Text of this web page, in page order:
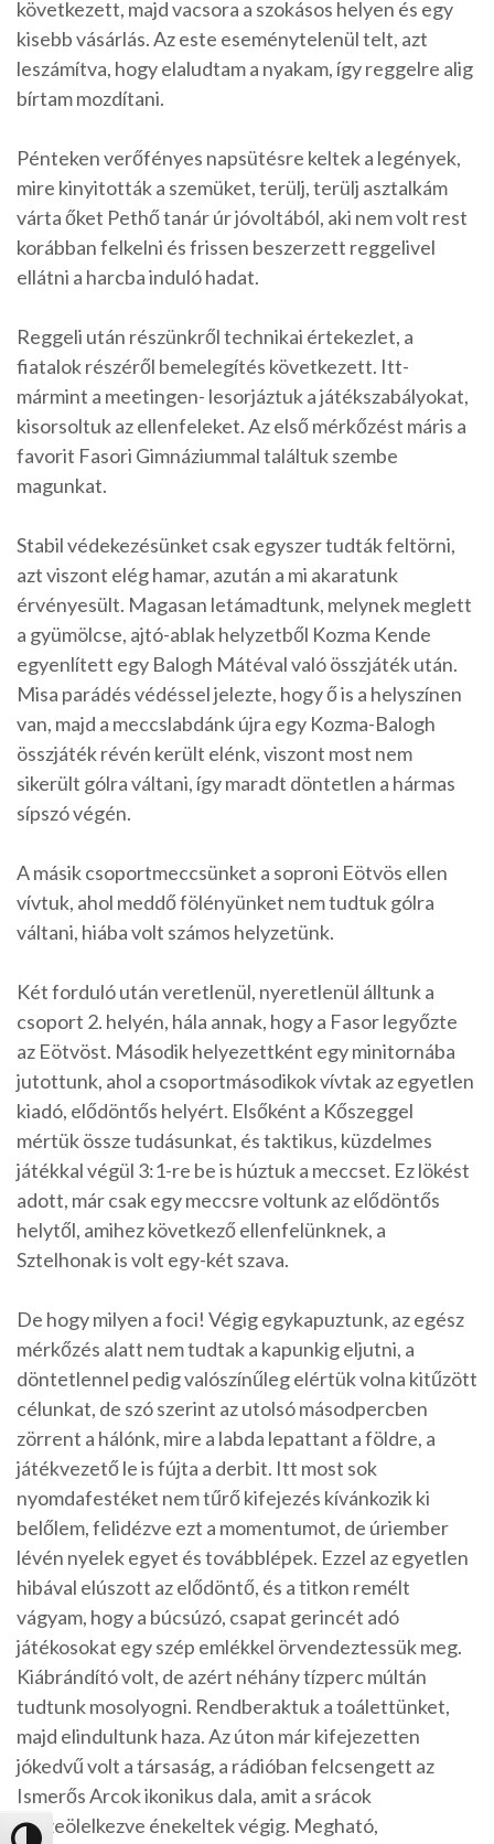
következett, majd vacsora a szokásos helyen és egy
kisebb vásárlás. Az este eseménytelenül telt, azt
leszámítva, hogy elaludtam a nyakam, így reggelre alig
bírtam mozdítani.
Pénteken verőfényes napsütésre keltek a legények,
mire kinyitották a szemüket, terülj, terülj asztalkám
várta őket Pethő tanár úr jóvoltából, aki nem volt rest
korábban felkelni és frissen beszerzett reggelivel
ellátni a harcba induló hadat.
Reggeli után részünkről technikai értekezlet, a
fiatalok részéről bemelegítés következett. Itt-
mármint a meetingen- lesorjáztuk a játékszabályokat,
kisorsoltuk az ellenfeleket. Az első mérkőzést máris a
favorit Fasori Gimnáziummal találtuk szembe
magunkat.
Stabil védekezésünket csak egyszer tudták feltörni,
azt viszont elég hamar, azután a mi akaratunk
érvényesült. Magasan letámadtunk, melynek meglett
a gyümölcse, ajtó-ablak helyzetből Kozma Kende
egyenlített egy Balogh Mátéval való összjáték után.
Misa parádés védéssel jelezte, hogy ő is a helyszínen
van, majd a meccslabdánk újra egy Kozma-Balogh
összjáték révén került elénk, viszont most nem
sikerült gólra váltani, így maradt döntetlen a hármas
sípszó végén.
A másik csoportmeccsünket a soproni Eötvös ellen
vívtuk, ahol meddő fölényünket nem tudtuk gólra
váltani, hiába volt számos helyzetünk.
Két forduló után veretlenül, nyeretlenül álltunk a
csoport 2. helyén, hála annak, hogy a Fasor legyőzte
az Eötvöst. Második helyezettként egy minitornába
jutottunk, ahol a csoportmásodikok vívtak az egyetlen
kiadó, elődöntős helyért. Elsőként a Kőszeggel
mértük össze tudásunkat, és taktikus, küzdelmes
játékkal végül 3:1-re be is húztuk a meccset. Ez lökést
adott, már csak egy meccsre voltunk az elődöntős
helytől, amihez következő ellenfelünknek, a
Sztelhonak is volt egy-két szava.
De hogy milyen a foci! Végig egykapuztunk, az egész
mérkőzés alatt nem tudtak a kapunkig eljutni, a
döntetlennel pedig valószínűleg elértük volna kitűzött
célunkat, de szó szerint az utolsó másodpercben
zörrent a hálónk, mire a labda lepattant a földre, a
játékvezető le is fújta a derbit. Itt most sok
nyomdafestéket nem tűrő kifejezés kívánkozik ki
belőlem, felidézve ezt a momentumot, de úriember
lévén nyelek egyet és továbblépek. Ezzel az egyetlen
hibával elúszott az elődöntő, és a titkon remélt
vágyam, hogy a búcsúzó, csapat gerincét adó
játékosokat egy szép emlékkel örvendeztessük meg.
Kiábrándító volt, de azért néhány tízperc múltán
tudtunk mosolyogni. Rendberaktuk a toálettünket,
majd elindultunk haza. Az úton már kifejezetten
jókedvű volt a társaság, a rádióban felcsengett az
Ismerős Arcok ikonikus dala, amit a srácok
összeölelkezve énekeltek végig. Megható,